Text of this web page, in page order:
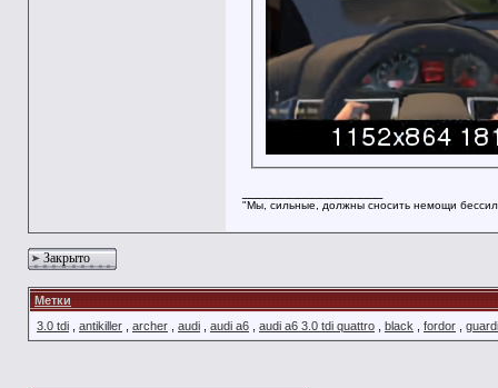
"Мы, сильные, должны сносить немощи
Закрыто
Метки
3.0 tdi
antikiller archer audi audi a6 audi a6 3.0 tdi quattro black fordor